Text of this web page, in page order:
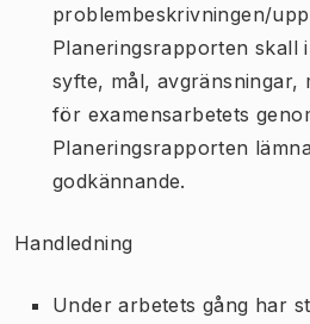
problembeskrivningen/
Planeringsrapporten skall
syfte, mål, avgränsningar,
för examensarbetets
Planeringsrapporten
godkännande.
Handledning
Under arbetets gång har